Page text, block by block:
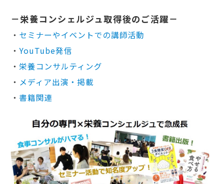
－栄養コンシェルジュ取得後のご活躍－
・ セミナーやイベントでの講師活動
・YouTube発信
・栄養コンサルティング
・ メディア出演・掲載
・書籍関連